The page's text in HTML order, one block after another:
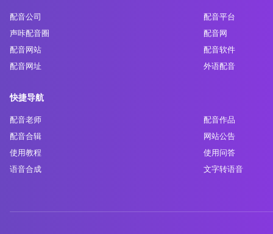
配音公司
配音平台
声咔配音圈
配音网
配音网站
配音软件
配音网址
外语配音
快捷导航
配音老师
配音作品
配音合辑
网站公告
使用教程
使用问答
语音合成
文字转语音